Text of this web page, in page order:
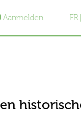
Aanmelden FR